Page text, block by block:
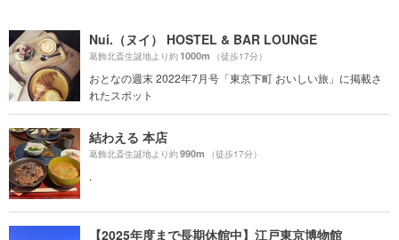
Nui.（ヌイ） HOSTEL & BAR LOUNGE
葛飾北斎生誕地より約1000m （徒歩17分）
おとなの週末 2022年7月号「東京下町 おいしい旅」に掲載さ
れたスポット
結わえる 本店
葛飾北斎生誕地より約990m （徒歩17分）
.
【2025年度まで長期休館中】江戸東京博物館